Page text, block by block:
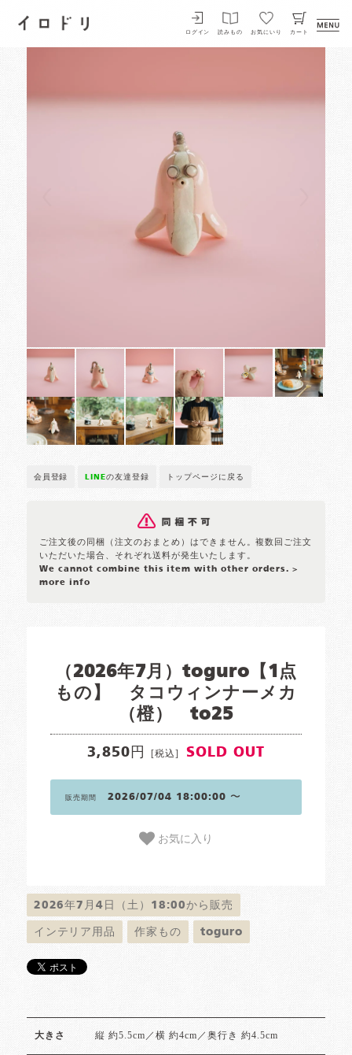
イロドリ
ログイン 読みもの お気にいり カート
会員登録 LINEの友達登録 トップページに戻る
ご注文後の同梱（注文のおまとめ）はできません。複数回ご注文
いただいた場合、それぞれ送料が発生いたします。
We cannot combine this item with other orders. >
more info
（2026年7月）toguro【1点
もの】 タコウィンナーメカ
（橙） to25
3,850円 [税込] SOLD OUT
販売期間 2026/07/04 18:00:00 〜
お気に入り
2026年7月4日（土）18:00から販売
インテリア用品 作家もの toguro
大きさ 縦 約5.5cm／横 約4cm／奥行き 約4.5cm